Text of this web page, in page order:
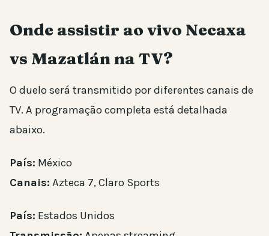
Onde assistir ao vivo Necaxa
vs Mazatlán na TV?
O duelo será transmitido por diferentes canais de
TV. A programação completa está detalhada
abaixo.
País: México
Canais: Azteca 7, Claro Sports
País: Estados Unidos